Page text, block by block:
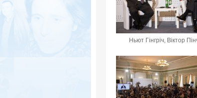
Ньют Гінгріч, Віктор